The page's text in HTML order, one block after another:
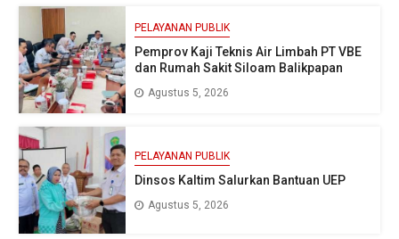
PELAYANAN PUBLIK
Pemprov Kaji Teknis Air Limbah PT VBE
dan Rumah Sakit Siloam Balikpapan
Agustus 5, 2026
PELAYANAN PUBLIK
Dinsos Kaltim Salurkan Bantuan UEP
Agustus 5, 2026